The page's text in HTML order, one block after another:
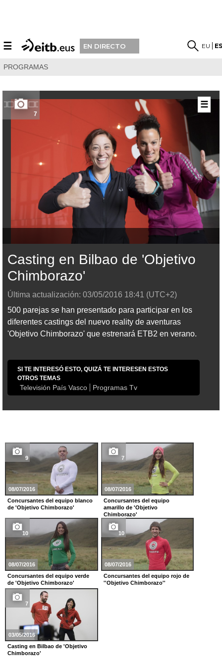
☰ EN DIRECTO EU
PROGRAMAS
7
Casting en Bilbao de 'Objetivo
Chimborazo'
Última actualización: 03/05/2016 18:41 (UTC+2)
500 parejas se han presentado para participar en los
diferentes castings del nuevo reality de aventuras
'Objetivo Chimborazo' que estrenará ETB2 en verano.
SI TE INTERESÓ ESTO, QUIZÁ TE INTERESEN ESTOS
OTROS TEMAS
Televisión País Vasco Programas Tv
☰
9
08/07/2016
Concursantes del equipo blanco
de 'Objetivo Chimborazo'
7
08/07/2016
Concursantes del equipo
amarillo de 'Objetivo
Chimborazo'
10
08/07/2016
Concursantes del equipo verde
de 'Objetivo Chimborazo'
10
08/07/2016
Concursantes del equipo rojo de
''Objetivo Chimborazo''
7
03/05/2016
Casting en Bilbao de 'Objetivo
Chimborazo'